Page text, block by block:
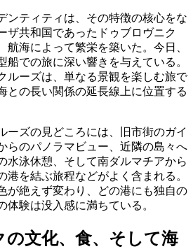
ンティティは、その特徴の核心をな
ザ共和国であったドゥブロヴニク
航海によって繁栄を築いた。今日、
船での旅に深い響きを与えている。
ルーズは、単なる景観を楽しむ旅で
との長い関係の延長線上に位置する
ーズの見どころには、旧市街のガイ
らのパノラマビュー、近隣の島々へ
水泳休憩、そして南ダルマチアから
港を結ぶ旅程などがよく含まれる。
が絶えず変わり、どの港にも独自の
体験は没入感に満ちている。
の文化、食、そして海